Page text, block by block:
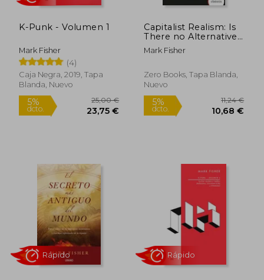
K-Punk - Volumen 1
Mark Fisher
(4)
Caja Negra, 2019, Tapa
Blanda, Nuevo
5%
Capitalist Realism: Is
There no Alternative?
(en Inglés)
Mark Fisher
Zero Books, Tapa Blanda,
Nuevo
5%